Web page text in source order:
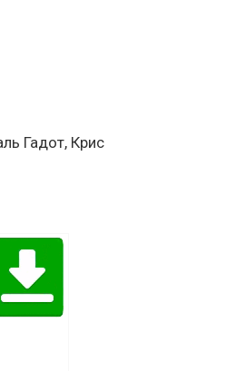
Гадот, Крис